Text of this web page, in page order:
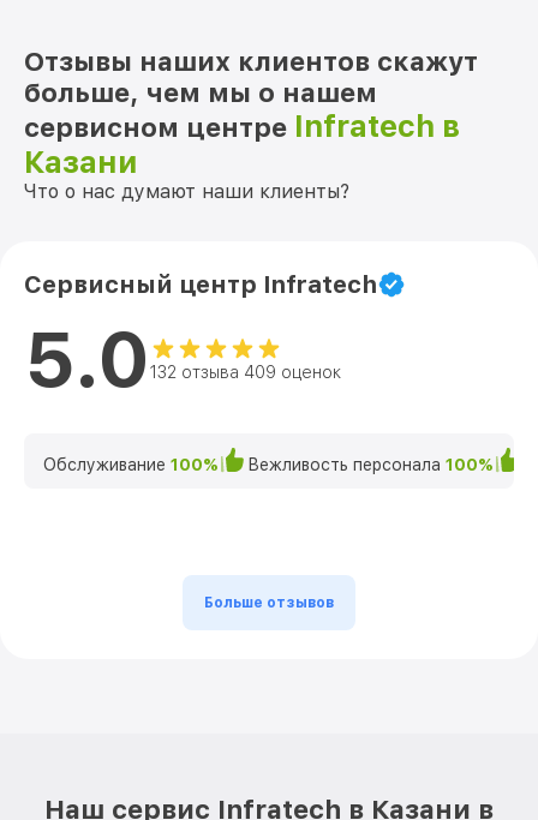
Отзывы наших клиентов скажут
больше, чем мы о нашем
сервисном центре Infratech в
Казани
Что о нас думают наши клиенты?
Сервисный центр Infratech
5.0 132 отзыва 409 оценок
Обслуживание 100% Вежливость персонала 100%
Больше отзывов
Наш сервис Infratech в Казани в